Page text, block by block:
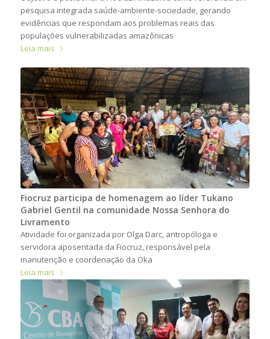
pesquisa integrada saúde-ambiente-sociedade, gerando
evidências que respondam aos problemas reais das
populações vulnerabilizadas amazônicas
Leia mais
Fiocruz participa de homenagem ao líder Tukano
Gabriel Gentil na comunidade Nossa Senhora do
Livramento
Atividade foi organizada por Olga Darc, antropóloga e
servidora aposentada da Fiocruz, responsável pela
manutenção e coordenação da Oka
Leia mais